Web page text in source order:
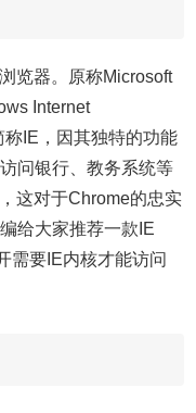
览器。原称Microsoft
Internet
IE，因其独特的功能
问银行、教务系统等
这对于Chrome的忠实
给大家推荐一款IE
需要IE内核才能访问